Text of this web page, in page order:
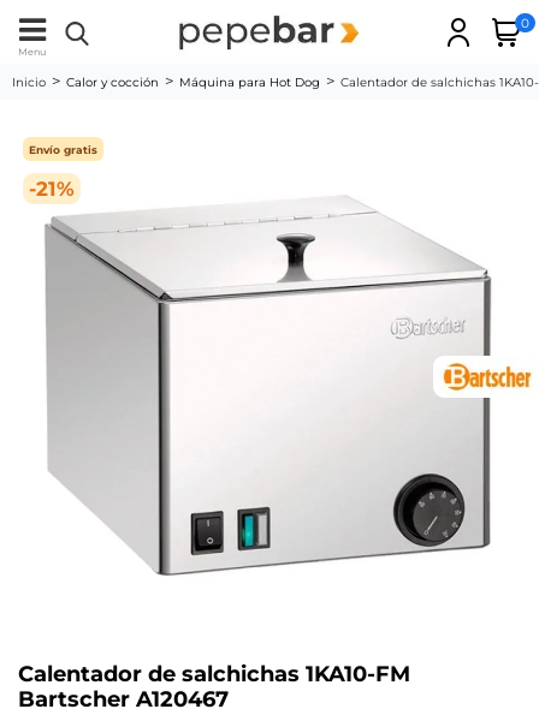
Menu
0
Inicio Calor y cocción Máquina para Hot Dog Calentador de salchichas
-21%
Envío gratis
Calentador de salchichas 1KA10-FM
Bartscher A120467